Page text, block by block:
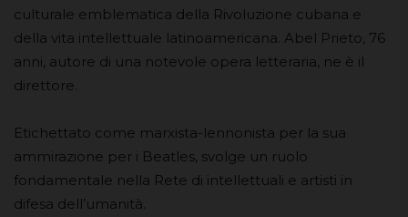
culturale emblematica della Rivoluzione cubana e
della vita intellettuale latinoamericana. Abel Prieto, 76
anni, autore di una notevole opera letteraria, ne è il
direttore.
Etichettato come marxista-lennonista per la sua
ammirazione per i Beatles, svolge un ruolo
fondamentale nella Rete di intellettuali e artisti in
difesa dell’umanità.